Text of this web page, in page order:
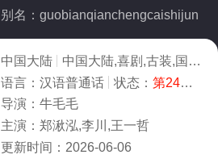
别名：guobianqianchengcaishijun
中国大陆 中国大陆,喜剧,古装,国产
语言： 汉语普通话 状态： 第24集已完结
导演： 牛毛毛
主演： 郑湫泓,李川,王一哲
更新时间： 2026-06-06